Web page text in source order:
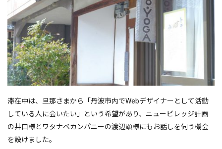
滞在中は、旦那さまから「丹波市内でWebデザイナーとして活動
している人に会いたい」という希望があり、ニュービレッジ計画
の井口様とワタナベカンパニーの渡辺顕様にもお話しを伺う機会
を設けました。